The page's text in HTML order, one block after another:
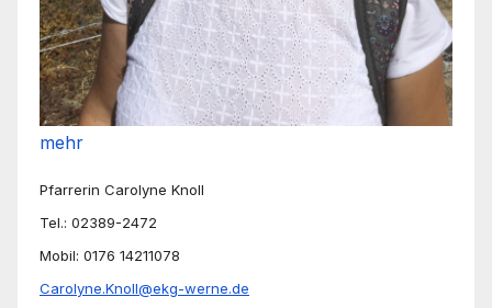
mehr
Pfarrerin Carolyne Knoll
Tel.: 02389-2472
Mobil: 0176 14211078
Carolyne.Knoll@ekg-werne.de